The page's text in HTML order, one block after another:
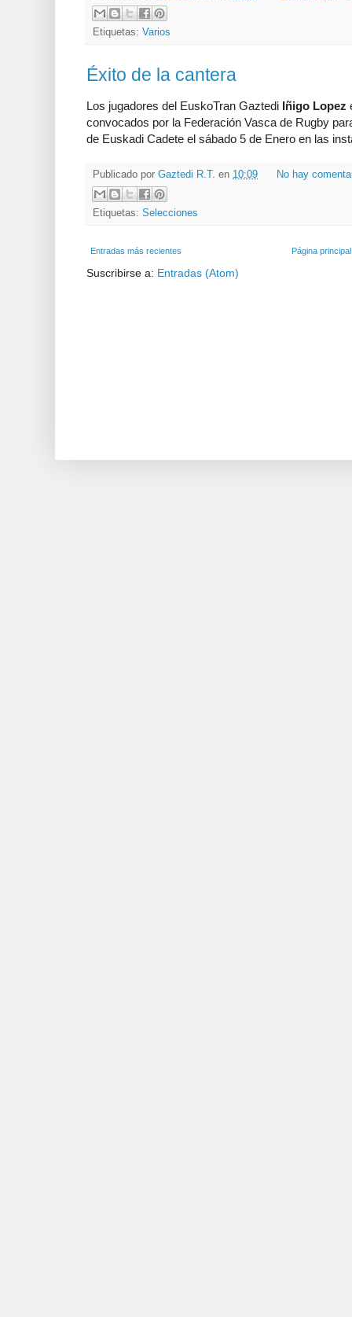
Etiquetas: Varios
Éxito de la cantera
Los jugadores del EuskoTran Gaztedi Iñigo Lopez
convocados por la Federación Vasca de Rugby
de Euskadi Cadete el sábado 5 de Enero en las
Publicado por Gaztedi R.T. en 10:09 No hay
Etiquetas: Selecciones
Entradas más recientes Página principal
Suscribirse a: Entradas (Atom)